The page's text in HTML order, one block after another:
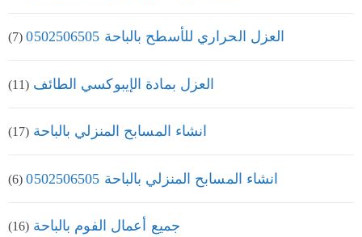
العزل الحراري للأسطح بالباحة 0502506505 (7)
العزل بمادة الإيبوكسي الطائف (11)
انشاء المسابح المنزلي بالباحة (17)
انشاء المسابح المنزلي بالباحة 0502506505 (6)
جميع أعمال الفوم بالباحة (16)